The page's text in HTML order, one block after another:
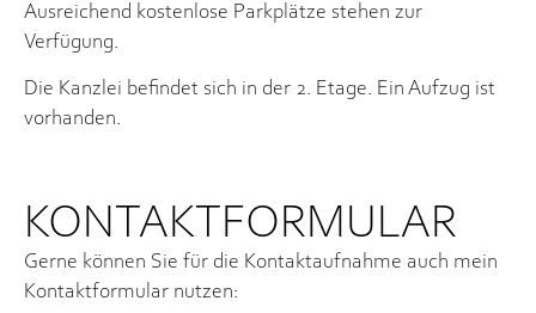
Ausreichend kostenlose Parkplätze stehen zur
Verfügung.
Die Kanzlei befindet sich in der 2. Etage. Ein Aufzug ist
vorhanden.
KONTAKT­FORMULAR
Gerne können Sie für die Kontaktaufnahme auch mein
Kontaktformular nutzen: